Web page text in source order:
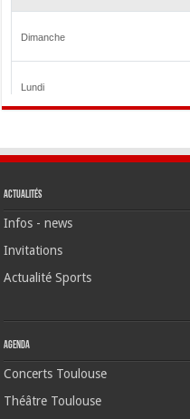
Actualités
Infos - news
Invitations
Actualité Sports
Agenda
Concerts Toulouse
Théâtre Toulouse